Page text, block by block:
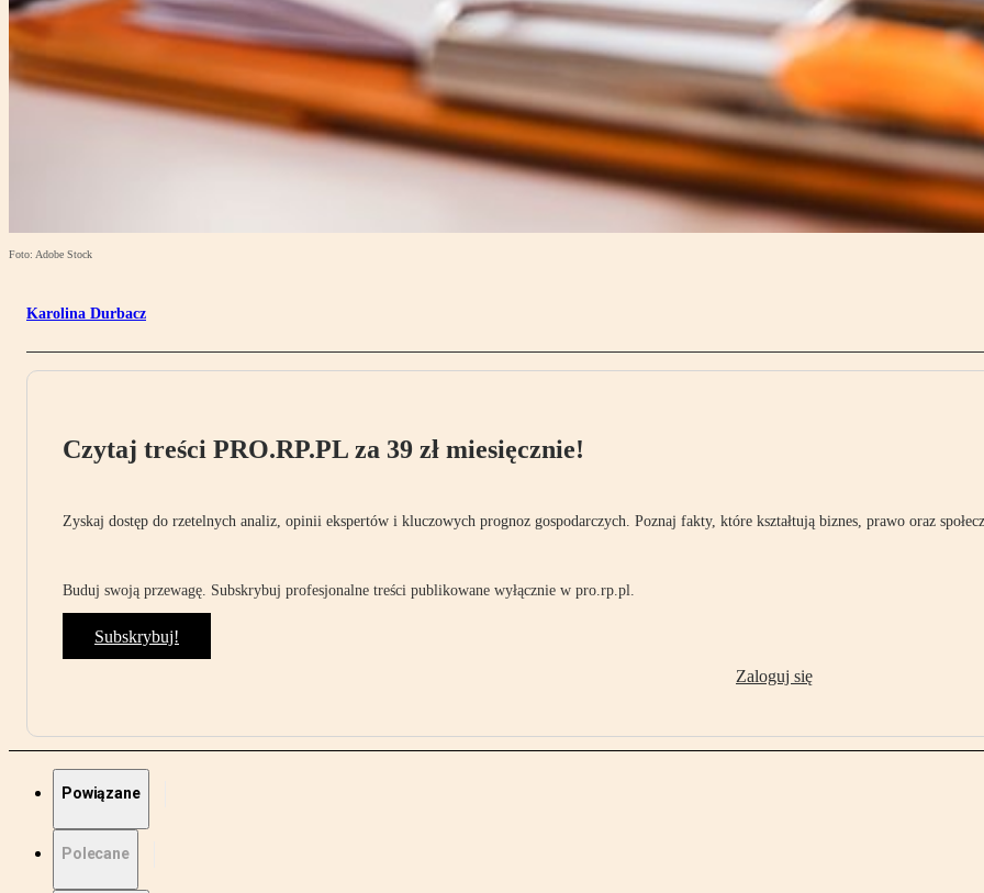
Foto: Adobe Stock
Karolina Durbacz
Czytaj treści PRO.RP.PL za 39 zł miesięcznie!
Zyskaj dostęp do rzetelnych analiz, opinii ekspertów i kluczowych prognoz gospodarczych. Poznaj fakty, które kształtują biznes, prawo oraz
Buduj swoją przewagę. Subskrybuj profesjonalne treści publikowane wyłącznie w pro.rp.pl.
Subskrybuj!
Zaloguj się
Powiązane
Polecane